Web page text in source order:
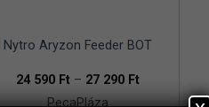
Nytro Aryzon Feeder BOT
24 590 Ft – 27 290 FtÁrtartomány:
PecaPláza